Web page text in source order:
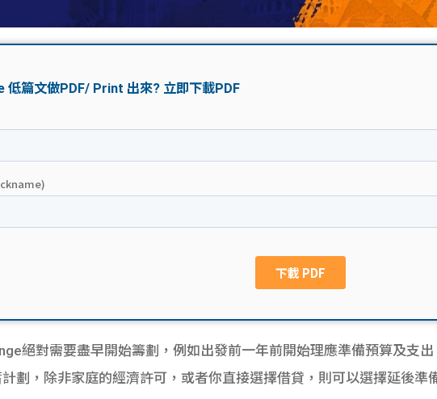
絕對需要盡早開始籌劃，例如出發前一年前開始理應準備預算及支
劃，除非家庭的經濟許可，或者你直接選擇借貸，則可以選擇延後準